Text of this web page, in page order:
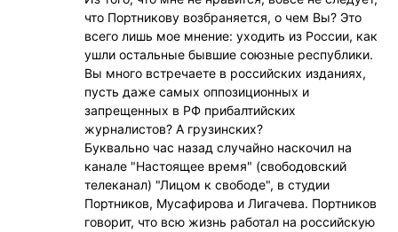
что Портникову возбраняется, о чем Вы? Это
всего лишь мое мнение: уходить из России, как
ушли остальные бывшие союзные республики.
Вы много встречаете в российских изданиях,
пусть даже самых оппозиционных и
запрещенных в РФ прибалтийских
журналистов? А грузинских?
Буквально час назад случайно наскочил на
канале "Настоящее время" (свободовский
телеканал) "Лицом к свободе", в студии
Портников, Мусафирова и Лигачева. Портников
говорит, что всю жизнь работал на российскую